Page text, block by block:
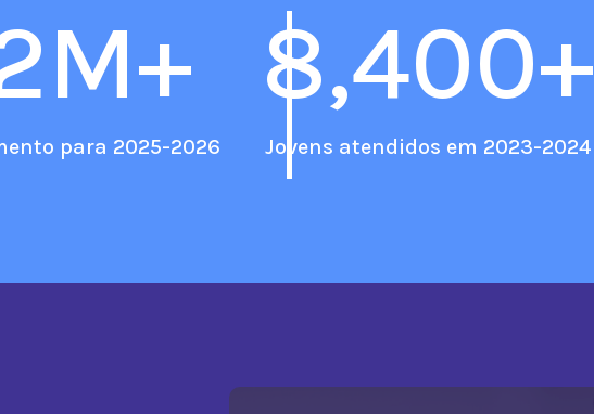
M+
para 2025-2026
8,400+
Jovens atendidos em 2023-2024